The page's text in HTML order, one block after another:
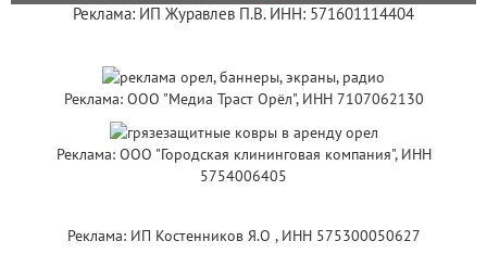
Реклама: ИП Журавлев П.В. ИНН: 571601114404
Реклама: ООО "Медиа Траст Орёл", ИНН 7107062130
Реклама: ООО "Городская клининговая компания", ИНН
5754006405
Реклама: ИП Костенников Я.О , ИНН 575300050627